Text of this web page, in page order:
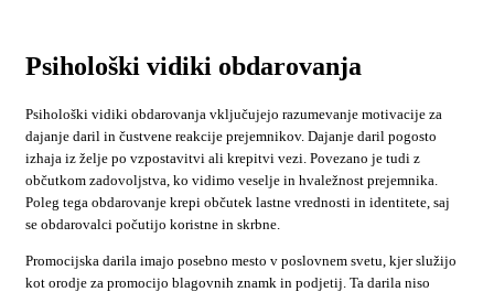
Psihološki vidiki obdarovanja
Psihološki vidiki obdarovanja vključujejo razumevanje motivacije za
dajanje daril in čustvene reakcije prejemnikov. Dajanje daril pogosto
izhaja iz želje po vzpostavitvi ali krepitvi vezi. Povezano je tudi z
občutkom zadovoljstva, ko vidimo veselje in hvaležnost prejemnika.
Poleg tega obdarovanje krepi občutek lastne vrednosti in identitete, saj
se obdarovalci počutijo koristne in skrbne.
Promocijska darila imajo posebno mesto v poslovnem svetu, kjer služijo
kot orodje za promocijo blagovnih znamk in podjetij. Ta darila niso